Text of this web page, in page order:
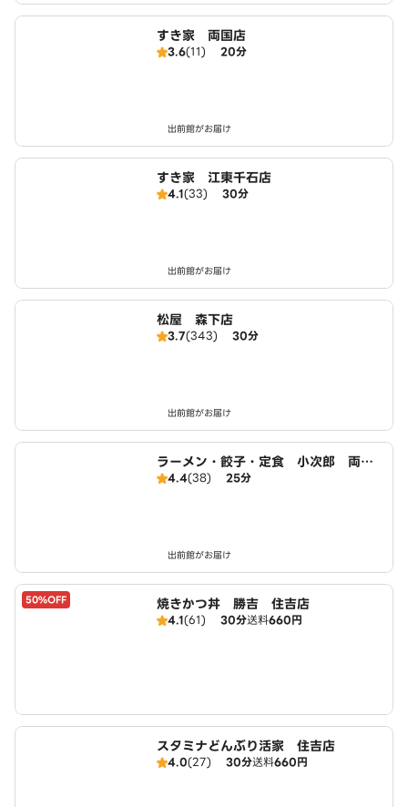
すき家 両国店
3.6(11) 20分
出前館がお届け
すき家 江東千石店
4.1(33) 30分
出前館がお届け
松屋 森下店
3.7(343) 30分
出前館がお届け
ラーメン・餃子・定食 小次郎 両国
店4.4(38) 25分
出前館がお届け
50%OFF 焼きかつ丼 勝吉 住吉店
4.1(61) 30分送料660円
スタミナどんぶり活家 住吉店
4.0(27) 30分送料660円